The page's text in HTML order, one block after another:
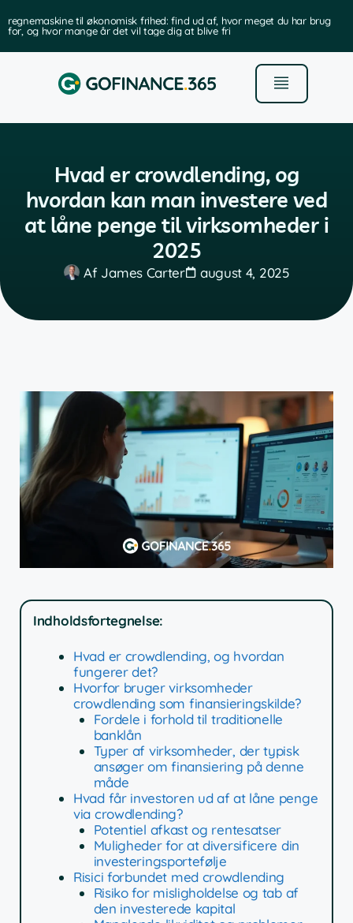
regnemaskine til økonomisk frihed: find ud af, hvor meget du har brug
for, og hvor mange år det vil tage dig at blive fri
Hvad er crowdlending, og
hvordan kan man investere ved
at låne penge til virksomheder i
2025
AfJames Carter august 4, 2025
Indholdsfortegnelse:
Hvad er crowdlending, og hvordan
fungerer det?
Hvorfor bruger virksomheder
crowdlending som finansieringskilde?
Fordele i forhold til traditionelle
banklån
Typer af virksomheder, der typisk
ansøger om finansiering på denne
måde
Hvad får investoren ud af at låne penge
via crowdlending?
Potentiel afkast og rentesatser
Muligheder for at diversificere din
investeringsportefølje
Risici forbundet med crowdlending
Risiko for misligholdelse og tab af
den investerede kapital